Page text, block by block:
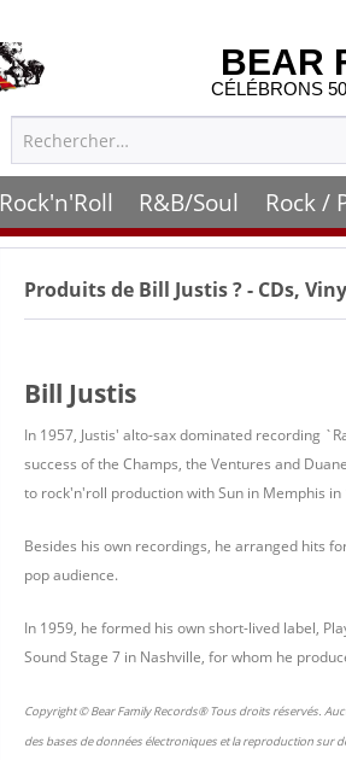
BEAR
CÉLÉBRONS
Rock'n'Roll R&B/Soul Rock /
Produits de Bill Justis? - CDs,
Bill Justis
In 1957, Justis' alto-sax dominated recording
success of the Champs, the Ventures and
to rock'n'roll production with Sun in Memphis in
Besides his own recordings, he arranged hits
pop audience.
In 1959, he formed his own short-lived label,
Sound Stage 7 in Nashville, for whom he
Copyright © Bear Family Records® Tous droits réservés.
des bases de données électroniques et la reproduction sur